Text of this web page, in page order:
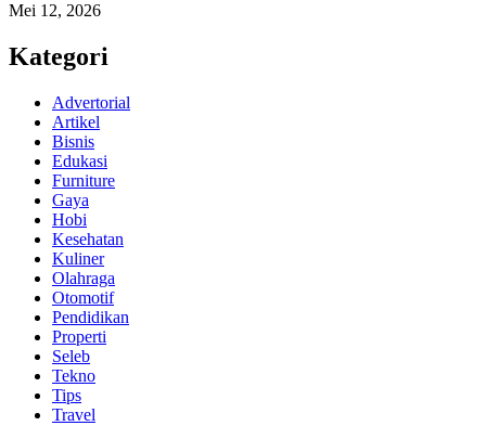
Mei 12, 2026
Kategori
Advertorial
Artikel
Bisnis
Edukasi
Furniture
Gaya
Hobi
Kesehatan
Kuliner
Olahraga
Otomotif
Pendidikan
Properti
Seleb
Tekno
Tips
Travel